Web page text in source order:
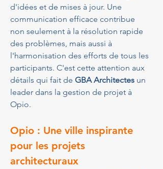
d'idées et de mises à jour. Une
communication efficace contribue
non seulement à la résolution rapide
des problèmes, mais aussi à
l'harmonisation des efforts de tous les
participants. C'est cette attention aux
détails qui fait de GBA Architectes un
leader dans la gestion de projet à
Opio.
Opio : Une ville inspirante
pour les projets
architecturaux